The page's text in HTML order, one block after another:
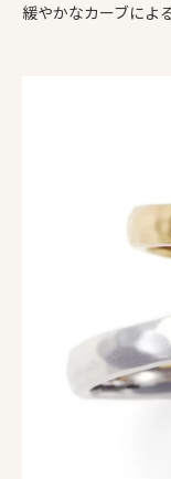
緩やかなカーブによ